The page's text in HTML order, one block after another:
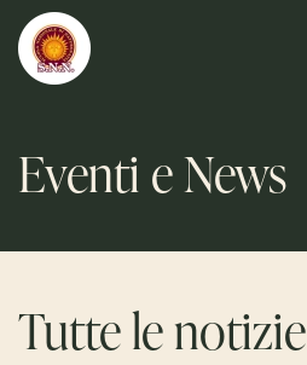
Eventi e News
Tutte le notizie